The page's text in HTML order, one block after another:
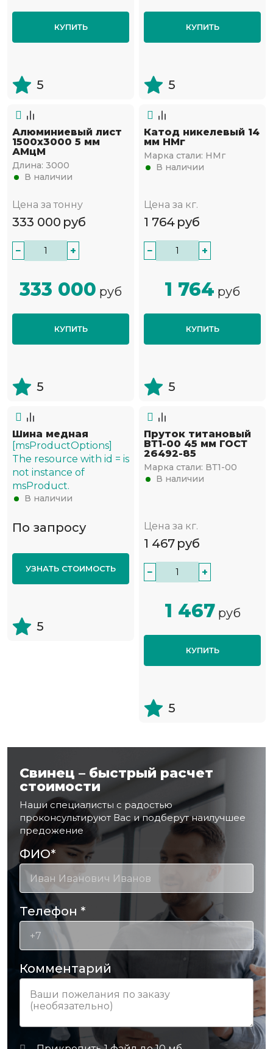
КУПИТЬ
5
КУПИТЬ
5
Алюминиевый лист
1500х3000 5 мм
АМцМ
Длина: 3000
В наличии
Цена за тонну
333 000 руб
− +
333 000 руб
КУПИТЬ
5
Катод никелевый 14
мм НМг
Марка стали: НМг
В наличии
Цена за кг.
1 764 руб
− +
1 764 руб
КУПИТЬ
5
Шина медная
[msProductOptions]
The resource with id = is
not instance of
msProduct.
В наличии
По запросу
УЗНАТЬ СТОИМОСТЬ
5
Пруток титановый
ВТ1-00 45 мм ГОСТ
26492-85
Марка стали: ВТ1-00
В наличии
Цена за кг.
1 467 руб
− +
1 467 руб
КУПИТЬ
5
Свинец – быстрый расчет
стоимости
Наши специалисты с радостью
проконсультируют Вас и подберут наилучшее
предожение
ФИО*
Телефон *
Комментарий